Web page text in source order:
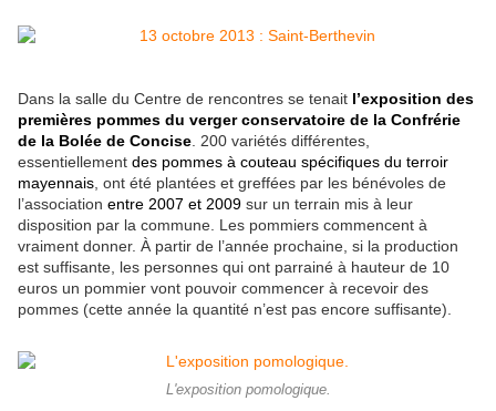
Dans la salle du Centre de rencontres se tenait l’exposition des
premières pommes du verger conservatoire de la Confrérie
de la Bolée de Concise . 200 variétés différentes,
essentiellement des pommes à couteau spécifiques du terroir
mayennais , ont été plantées et greffées par les bénévoles de
l’association entre 2007 et 2009 sur un terrain mis à leur
disposition par la commune. Les pommiers commencent à
vraiment donner. À partir de l’année prochaine, si la production
est suffisante, les personnes qui ont parrainé à hauteur de 10
euros un pommier vont pouvoir commencer à recevoir des
pommes (cette année la quantité n’est pas encore suffisante).
L'exposition pomologique.